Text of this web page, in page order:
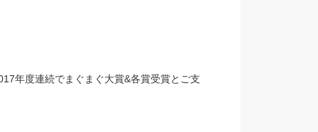
年度連続でまぐまぐ大賞&各賞受賞とご支